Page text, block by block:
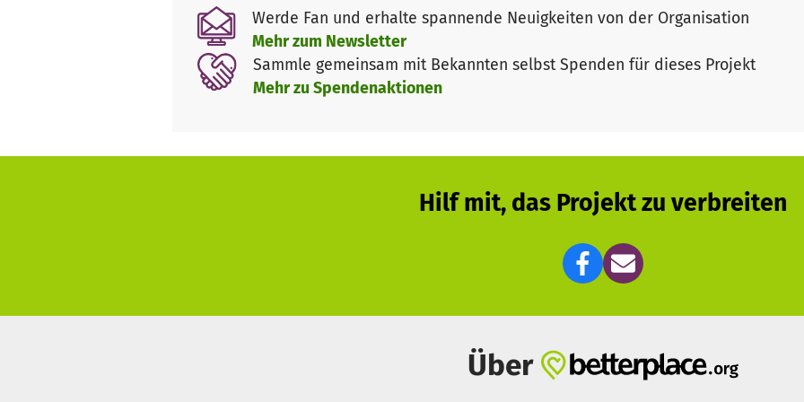
Unterstützung bieten können, andererseits eine enorme finanzielle Belastung. EFYE
zusätzliche Räume,Einrichtung der KlassenzimmerundLernmaterial-Ausstattung
(diese steigen durch die Inflation z.B. von ca. 70 EUR auf ca. 85 EUR pro Tag)
Die erfolgreiche Bewältigung einer solch herausfordernden Situation erfordert
Dafür wird konkret Deine Spende genutzt:
2. Renovierungs- und Einrichtungskosten des neuen Schulgebäudes
3. Abfangen der Erhöhung von Lebensmittelkosten der Schulmahlzeiten (für 6 Monate)
Nähere Informationen zu unserer Arbeit:www.efye.org.
Werde Fan und erhalte spannende Neuigkeiten von der Organisation
Mehr zum Newsletter
Sammle gemeinsam mit Bekannten selbst Spenden für dieses Projekt
Mehr zu Spendenaktionen
Hilf mit, das Projekt zu verbreiten
Über